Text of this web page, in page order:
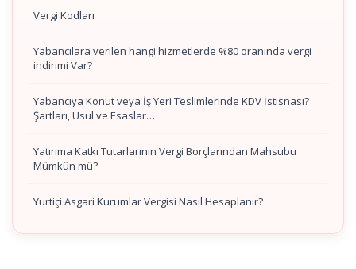
Vergi Kodları
Yabancılara verilen hangi hizmetlerde %80 oranında vergi
indirimi Var?
Yabancıya Konut veya İş Yeri Teslimlerinde KDV İstisnası?
Şartları, Usul ve Esaslar…
Yatırıma Katkı Tutarlarının Vergi Borçlarından Mahsubu
Mümkün mü?
Yurtiçi Asgari Kurumlar Vergisi Nasıl Hesaplanır?